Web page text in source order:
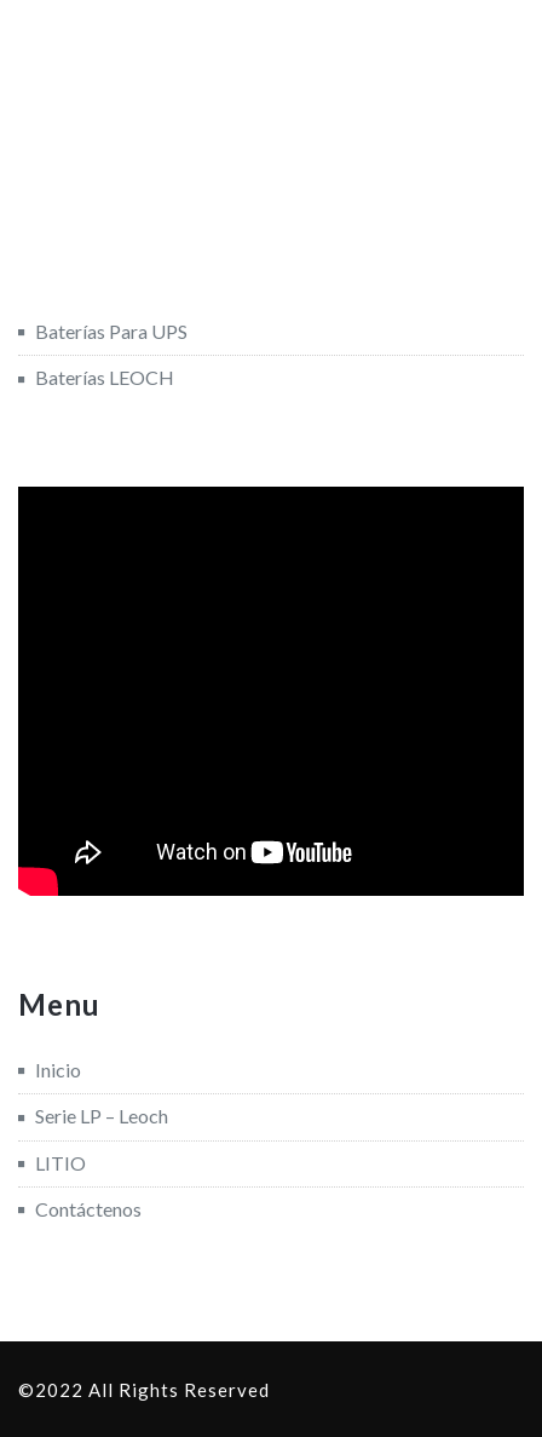
Baterías Para UPS
Baterías LEOCH
Menu
Inicio
Serie LP – Leoch
LITIO
Contáctenos
©2022 All Rights Reserved